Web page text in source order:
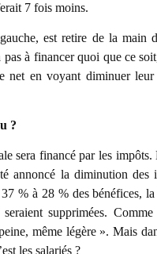
7 fois moins.
est retire de la main
à financer quoi que ce
net en voyant diminuer
?
sera financé par les
annoncé la diminution des
% à 28 % des bénéfices,
supprimées.
même légère ». Mais
les salariés ?